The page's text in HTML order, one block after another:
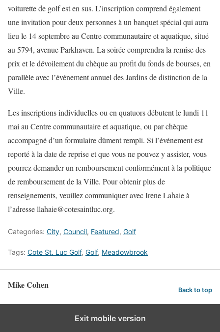
voiturette de golf est en sus. L’inscription comprend également
une invitation pour deux personnes à un banquet spécial qui aura
lieu le 14 septembre au Centre communautaire et aquatique, situé
au 5794, avenue Parkhaven. La soirée comprendra la remise des
prix et le dévoilement du chèque au profit du fonds de bourses, en
parallèle avec l’événement annuel des Jardins de distinction de la
Ville.
Les inscriptions individuelles ou en quatuors débutent le lundi 11
mai au Centre communautaire et aquatique, ou par chèque
accompagné d’un formulaire dûment rempli. Si l’événement est
reporté à la date de reprise et que vous ne pouvez y assister, vous
pourrez demander un remboursement conformément à la politique
de remboursement de la Ville. Pour obtenir plus de
renseignements, veuillez communiquer avec Irene Lahaie à
l’adresse llahaie@cotesaintluc.org.
Categories: City, Council, Featured, Golf
Tags: Cote St. Luc Golf, Golf, Meadowbrook
Mike Cohen Back to top
Exit mobile version